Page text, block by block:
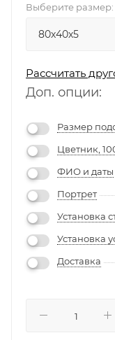
Выберите размер:
Рассчитать
Доп. опции:
Размер
Цветник,
ФИО и даты
Портрет
Установка
Установка
Доставка